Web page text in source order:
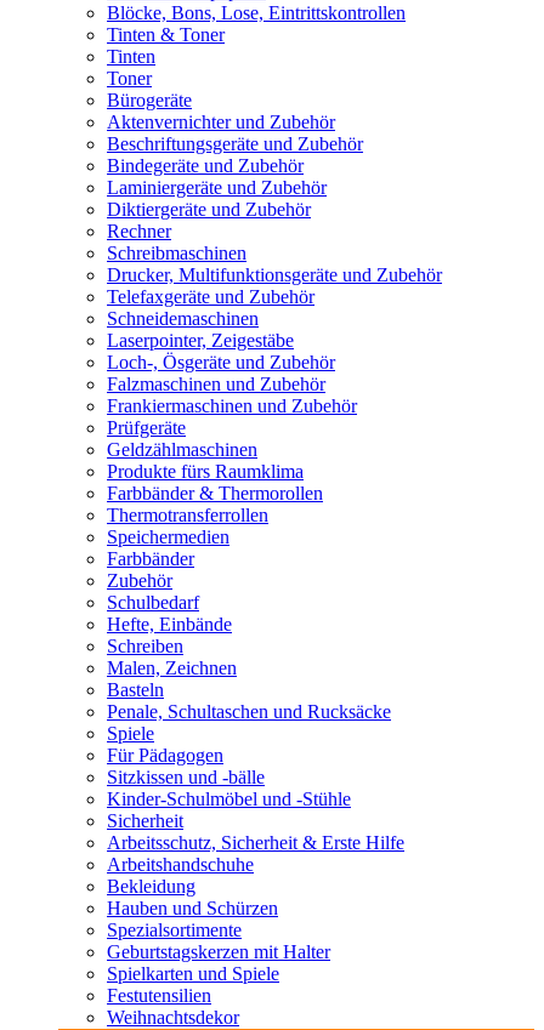
Blöcke, Bons, Lose, Eintrittskontrollen
Tinten & Toner
Tinten
Toner
Bürogeräte
Aktenvernichter und Zubehör
Beschriftungsgeräte und Zubehör
Bindegeräte und Zubehör
Laminiergeräte und Zubehör
Diktiergeräte und Zubehör
Rechner
Schreibmaschinen
Drucker, Multifunktionsgeräte und Zubehör
Telefaxgeräte und Zubehör
Schneidemaschinen
Laserpointer, Zeigestäbe
Loch-, Ösgeräte und Zubehör
Falzmaschinen und Zubehör
Frankiermaschinen und Zubehör
Prüfgeräte
Geldzählmaschinen
Produkte fürs Raumklima
Farbbänder & Thermorollen
Thermotransferrollen
Speichermedien
Farbbänder
Zubehör
Schulbedarf
Hefte, Einbände
Schreiben
Malen, Zeichnen
Basteln
Penale, Schultaschen und Rucksäcke
Spiele
Für Pädagogen
Sitzkissen und -bälle
Kinder-Schulmöbel und -Stühle
Sicherheit
Arbeitsschutz, Sicherheit & Erste Hilfe
Arbeitshandschuhe
Bekleidung
Hauben und Schürzen
Spezialsortimente
Geburtstagskerzen mit Halter
Spielkarten und Spiele
Festutensilien
Weihnachtsdekor